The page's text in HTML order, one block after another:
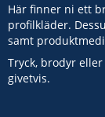
Här finner ni ett
profilkläder.
samt
Tryck, brodyr
givetvis.